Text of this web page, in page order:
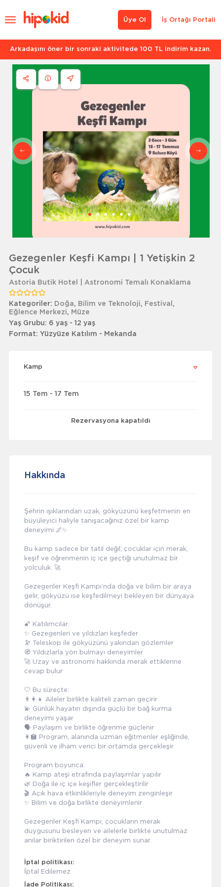
İş Ortağı Portali
Üye Ol
Arkadaşını öner bir sonraki aktivitede 100 TL indirim kazan.
Gezegenler Keşfi Kampı | 1 Yetişkin 2
Çocuk
Astoria Butik Hotel | Astronomi Temalı Konaklama
Kategoriler: Doğa, Bilim ve Teknoloji, Festival ,
Eğlence Merkezi, Müze
Yaş Grubu: 6 yaş - 12 yaş
Format: Yüzyüze Katılım - Mekanda
Kamp
15 Tem - 17 Tem
Rezervasyona kapatıldı
Hakkında
Şehrin ışıklarından uzak, gökyüzünü keşfetmenin en
büyüleyici haliyle tanışacağınız özel bir kamp
deneyimi 🌌✨
Bu kamp sadece bir tatil değil; çocuklar için merak,
keşif ve öğrenmenin iç içe geçtiği unutulmaz bir
yolculuk. 🚀
Gezegenler Keşfi Kampı’nda doğa ve bilim bir araya
gelir, gökyüzü ise keşfedilmeyi bekleyen bir dünyaya
dönüşür.
🌠 Katılımcılar:
✨ Gezegenleri ve yıldızları keşfeder
🔭 Teleskop ile gökyüzünü yakından gözlemler
🧭 Yıldızlarla yön bulmayı deneyimler
🚀 Uzay ve astronomi hakkında merak ettiklerine
cevap bulur
🤍 Bu süreçte:
👨‍👩‍👧 Aileler birlikte kaliteli zaman geçirir
💫 Günlük hayatın dışında güçlü bir bağ kurma
deneyimi yaşar
🗣️ Paylaşım ve birlikte öğrenme güçlenir
👩‍🏫 Program, alanında uzman eğitmenler eşliğinde,
güvenli ve ilham verici bir ortamda gerçekleşir.
Program boyunca:
🔥 Kamp ateşi etrafında paylaşımlar yapılır
🌿 Doğa ile iç içe keşifler gerçekleştirilir
🎬 Açık hava etkinlikleriyle deneyim zenginleşir
✨ Bilim ve doğa birlikte deneyimlenir
Gezegenler Keşfi Kampı, çocukların merak
duygusunu besleyen ve ailelerle birlikte unutulmaz
anılar biriktirilen özel bir deneyim sunar.
İptal politikası:
İptal Edilemez
İade Politikası: